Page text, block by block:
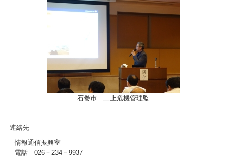
石巻市 二上危機管理監
連絡先
情報通信振興室
電話 026－234－9937